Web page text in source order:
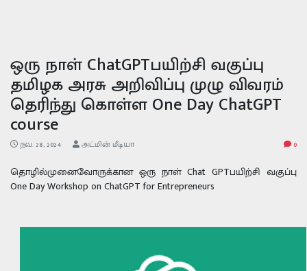
ஒரு நாள் ChatGPTபயிற்சி வகுப்பு
தமிழக அரசு அறிவிப்பு முழு விவரம்
தெரிந்து கொள்ள One Day ChatGPT
course
நவ. 28, 2024 அட்மின் மீடியா 0
தொழில்முனைவோருக்கான ஒரு நாள் Chat GPTபயிற்சி வகுப்பு
One Day Workshop on ChatGPT for Entrepreneurs